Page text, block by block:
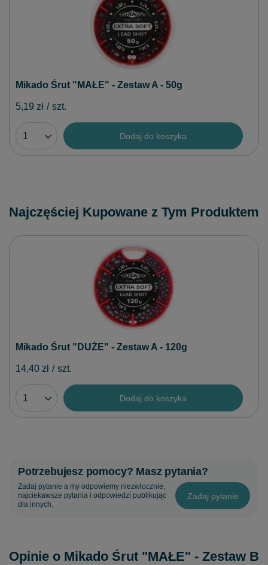
Mikado Śrut "MAŁE" - Zestaw A - 50g
5,19 zł / szt.
Dodaj do koszyka
Najczęściej Kupowane z Tym Produktem
Mikado Śrut "DUŻE" - Zestaw A - 120g
14,40 zł / szt.
Dodaj do koszyka
Potrzebujesz pomocy? Masz pytania?
Zadaj pytanie a my odpowiemy niezwłocznie,
najciekawsze pytania i odpowiedzi publikując
dla innych.
Zadaj pytanie
Opinie o Mikado Śrut "MAŁE" - Zestaw B